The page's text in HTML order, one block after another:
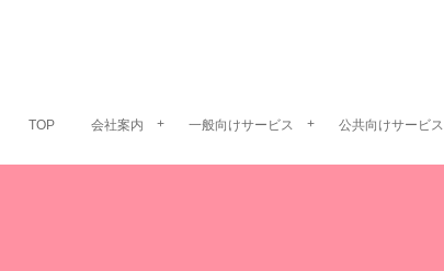
TOP 会社案内 一般向けサービス 公共向けサービス